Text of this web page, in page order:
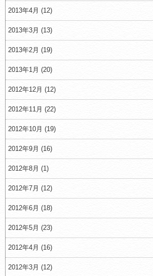
2013年4月 (12)
2013年3月 (13)
2013年2月 (19)
2013年1月 (20)
2012年12月 (12)
2012年11月 (22)
2012年10月 (19)
2012年9月 (16)
2012年8月 (1)
2012年7月 (12)
2012年6月 (18)
2012年5月 (23)
2012年4月 (16)
2012年3月 (12)